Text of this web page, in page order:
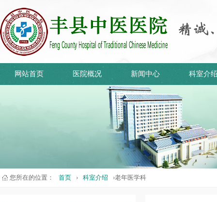
网站首页 医院概况 新闻中心 科室介
您所在的位置： 首页 › 科室介绍 ›老年医学科